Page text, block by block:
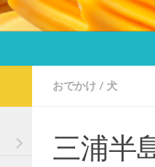
おでかけ / 犬
三浦半